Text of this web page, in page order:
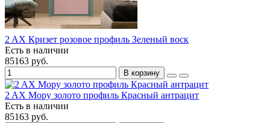
2 AX Кризет розовое профиль Зеленый воск
Есть в наличии
85163 руб.
В корзину
2 AX Мору золото профиль Красный антрацит
Есть в наличии
85163 руб.